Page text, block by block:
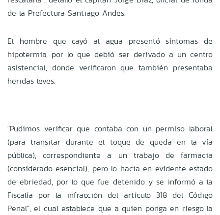
de la Prefectura Santiago Andes.
El hombre que cayó al agua presentó síntomas de
hipotermia, por lo que debió ser derivado a un centro
asistencial, donde verificaron que también presentaba
heridas leves.
"Pudimos verificar que contaba con un permiso laboral
(para transitar durante el toque de queda en la vía
pública), correspondiente a un trabajo de farmacia
(considerado esencial), pero lo hacía en evidente estado
de ebriedad, por lo que fue detenido y se informó a la
Fiscalía por la infracción del artículo 318 del Código
Penal", el cual establece que a quien ponga en riesgo la